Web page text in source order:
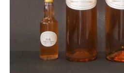
Esse registro foi postado em